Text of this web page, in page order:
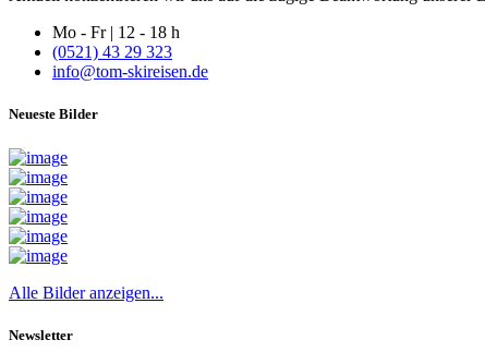
Mo - Fr | 12 - 18 h
(0521) 43 29 323
info@tom-skireisen.de
Neueste Bilder
Alle Bilder anzeigen...
Newsletter